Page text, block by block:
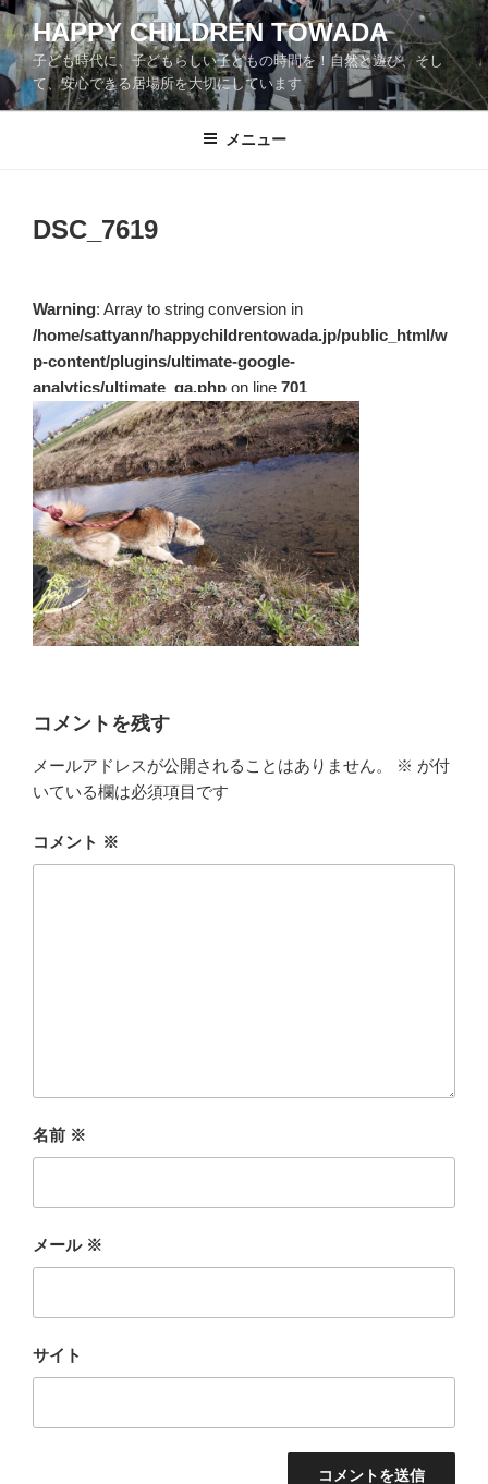
コ
ン
テ
ン
ツ
HAPPY CHILDREN TOWADA
子ども時代に、子どもらしい子どもの時間を！自然と遊び、そし
て、安心できる居場所を大切にしています
メニュー
DSC_7619
Warning: Array to string conversion in
/home/sattyann/happychildrentowada.jp/public_html/w
p-content/plugins/ultimate-google-
analytics/ultimate_ga.php on line 701
コメントを残す
メールアドレスが公開されることはありません。 ※ が付
いている欄は必須項目です
コメント ※
名前 ※
メール ※
サイト